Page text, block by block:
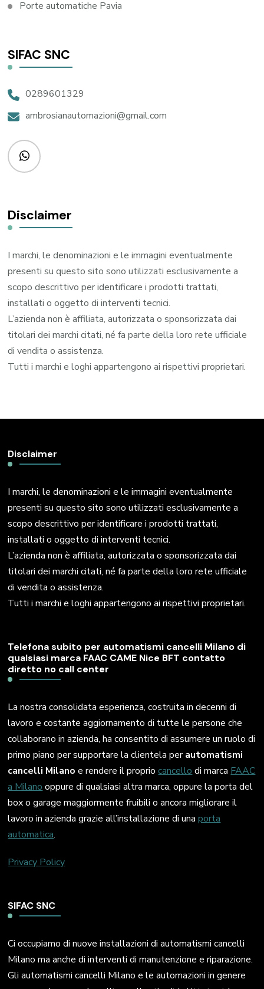
Porte automatiche Pavia
SIFAC SNC
0289601329
ambrosianautomazioni@gmail.com
Disclaimer
I marchi, le denominazioni e le immagini eventualmente
presenti su questo sito sono utilizzati esclusivamente a
scopo descrittivo per identificare i prodotti trattati,
installati o oggetto di interventi tecnici.
L’azienda non è affiliata, autorizzata o sponsorizzata dai
titolari dei marchi citati, né fa parte della loro rete ufficiale
di vendita o assistenza.
Tutti i marchi e loghi appartengono ai rispettivi proprietari.
Disclaimer
I marchi, le denominazioni e le immagini eventualmente
presenti su questo sito sono utilizzati esclusivamente a
scopo descrittivo per identificare i prodotti trattati,
installati o oggetto di interventi tecnici.
L’azienda non è affiliata, autorizzata o sponsorizzata dai
titolari dei marchi citati, né fa parte della loro rete ufficiale
di vendita o assistenza.
Tutti i marchi e loghi appartengono ai rispettivi proprietari.
Telefona subito per automatismi cancelli Milano di
qualsiasi marca FAAC CAME Nice BFT contatto
diretto no call center
La nostra consolidata esperienza, costruita in decenni di
lavoro e costante aggiornamento di tutte le persone che
collaborano in azienda, ha consentito di assumere un ruolo di
primo piano per supportare la clientela perautomatismi
cancelli Milano e rendere il propriocancello di marca FAAC
a Milano oppure di qualsiasi altra marca, oppure la porta del
box o garage maggiormente fruibili o ancora migliorare il
lavoro in azienda grazie all’installazione di unaporta
automatica.
Privacy Policy
SIFAC SNC
Ci occupiamo di nuove installazioni di automatismi cancelli
Milano ma anche di interventi di manutenzione e riparazione.
Gli automatismi cancelli Milano e le automazioni in genere